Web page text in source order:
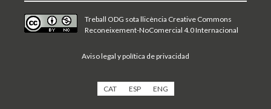
Treball ODG sota llicència Creative Commons
Reconeixement-NoComercial 4.0 Internacional
Aviso legal y política de privacidad
CAT ESP ENG